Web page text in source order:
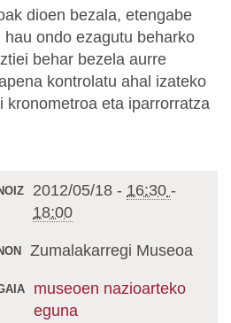
dioen bezala, etengabe
ondo ezagutu beharko
behar bezela aurre
kontrolatu ahal izateko
kronometroa eta iparrorratza
2012/05/18 - 16:30 -
18:00
Zumalakarregi Museoa
museoen nazioarteko
eguna